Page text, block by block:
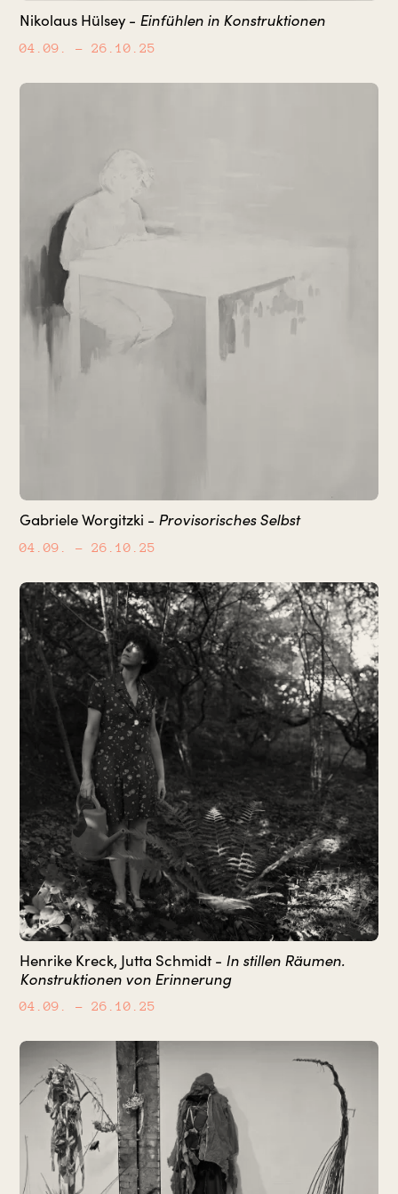
Nikolaus Hülsey - Einfühlen in Konstruktionen
04.09. – 26.10.25
Gabriele Worgitzki - Provisorisches Selbst
04.09. – 26.10.25
Henrike Kreck, Jutta Schmidt - In stillen Räumen.
Konstruktionen von Erinnerung
04.09. – 26.10.25